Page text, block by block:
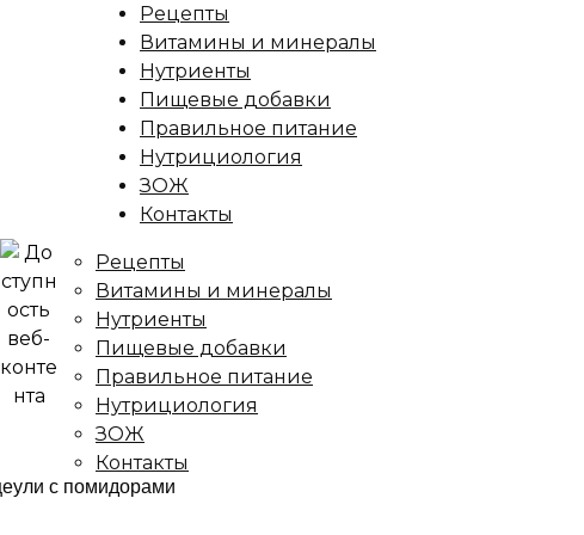
Рецепты
Витамины и минералы
Нутриенты
Пищевые добавки
Правильное питание
Нутрициология
ЗОЖ
Контакты
Рецепты
Витамины и минералы
Нутриенты
Пищевые добавки
Правильное питание
Нутрициология
ЗОЖ
Контакты